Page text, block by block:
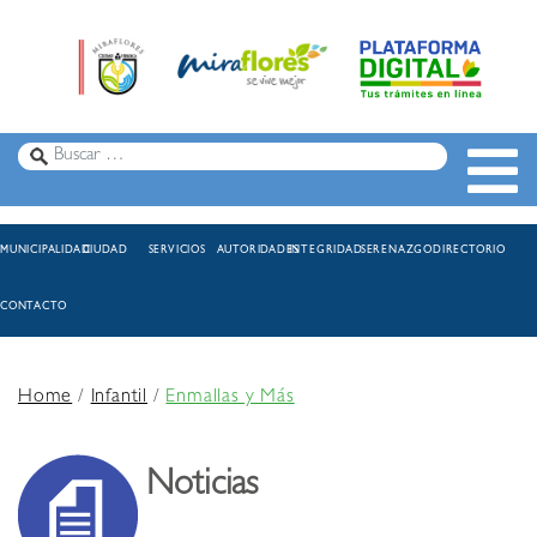
MUNICIPALIDADCIUDAD SERVICIOS AUTORIDADESINTEGRIDADSERENAZGODIRECTORIO
CONTACTO
Home/Infantil /Enmallas y Más
Noticias